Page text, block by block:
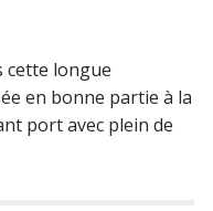
cette longue
en bonne partie à la
port avec plein de